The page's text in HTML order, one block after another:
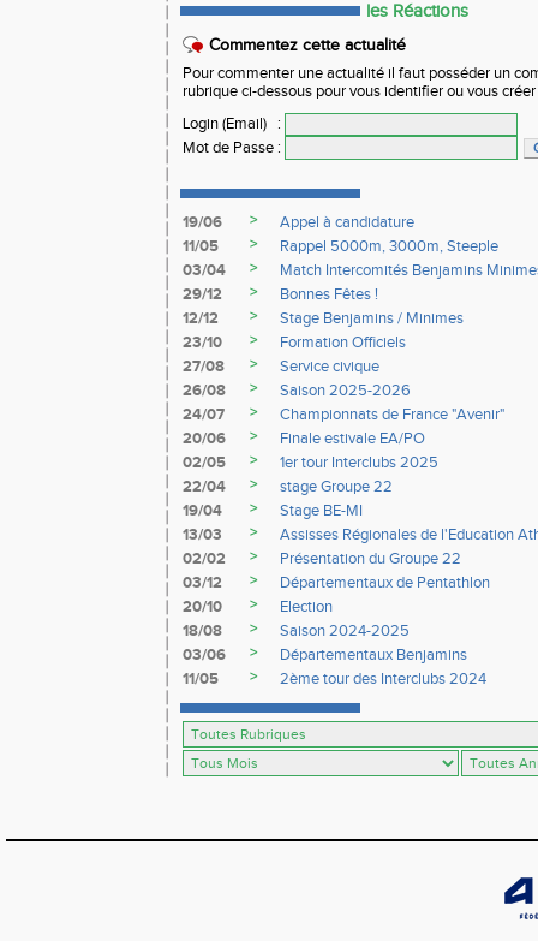
les Réactions
Commentez cette actualité
Pour commenter une actualité il faut posséder un
rubrique ci-dessous pour vous identifier ou vous
Login (Email)
:
Mot de Passe :
19/06 >
Appel à candidature
11/05
>
Rappel 5000m, 3000m, Steeple
03/04
>
Match Intercomités Benjamins
29/12
>
Bonnes Fêtes !
12/12
>
Stage Benjamins / Minimes
23/10
>
Formation Officiels
27/08
>
Service civique
26/08
>
Saison 2025-2026
24/07
>
Championnats de France "Avenir"
20/06
>
Finale estivale EA/PO
02/05
>
1er tour Interclubs 2025
22/04
>
stage Groupe 22
19/04
>
Stage BE-MI
13/03
>
Assisses Régionales de l'Education
02/02
>
Présentation du Groupe 22
03/12
>
Départementaux de Pentathlon
20/10
>
Election
18/08
>
Saison 2024-2025
03/06
>
Départementaux Benjamins
11/05
> 2ème tour des Interclubs 2024